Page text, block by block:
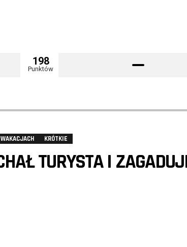
198
Punktów
KRÓTKIE
TURYSTA I